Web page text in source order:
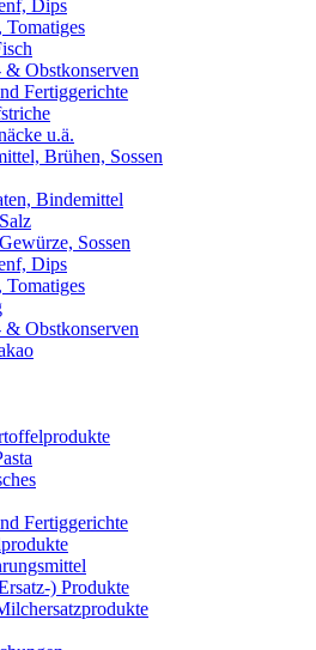
Dips
Tomatiges
& Obstkonserven
Fertiggerichte
u.ä.
Brühen, Sossen
Bindemittel
Sossen
Dips
Tomatiges
& Obstkonserven
Fertiggerichte
) Produkte